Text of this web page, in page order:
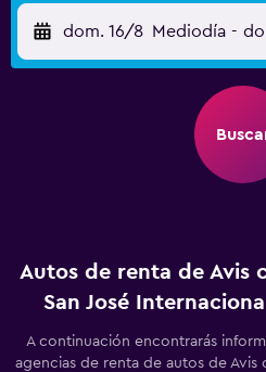
dom. 16/8 Mediodía -
Autos de renta de Avis
San José
A continuación encontrarás
agencias de renta de autos de Avis